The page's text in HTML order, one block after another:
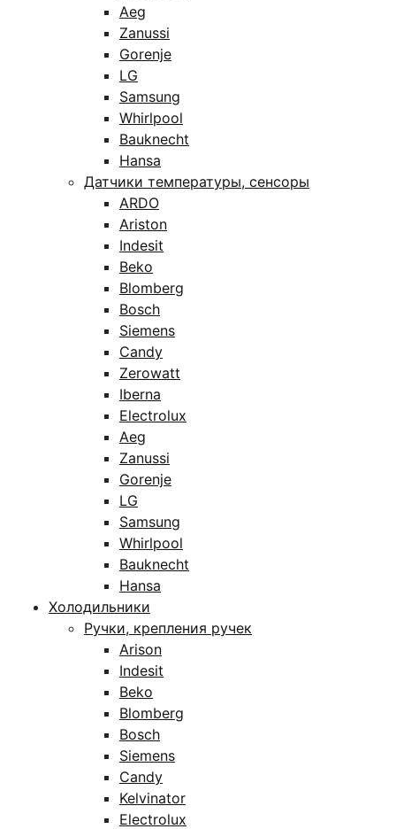
Aeg
Zanussi
Gorenje
LG
Samsung
Whirlpool
Bauknecht
Hansa
Датчики температуры, сенсоры
ARDO
Ariston
Indesit
Beko
Blomberg
Bosch
Siemens
Candy
Zerowatt
Iberna
Electrolux
Aeg
Zanussi
Gorenje
LG
Samsung
Whirlpool
Bauknecht
Hansa
Холодильники
Ручки, крепления ручек
Arison
Indesit
Beko
Blomberg
Bosch
Siemens
Candy
Kelvinator
Electrolux